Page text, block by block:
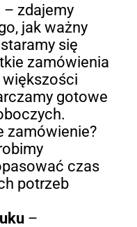
– zdajemy
jak ważny
się
zamówienia
większości
gotowe
zamówienie?
czas
potrzeb
–